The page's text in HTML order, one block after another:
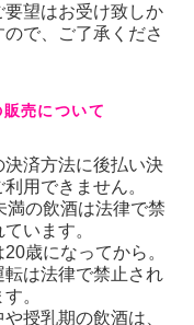
要望はお受け致しか
ので、ご了承くださ
売について
決済方法に後払い決
用できません。
満の飲酒は法律で禁
ています。
歳になってから。
転は法律で禁止され
。
授乳期の飲酒は、